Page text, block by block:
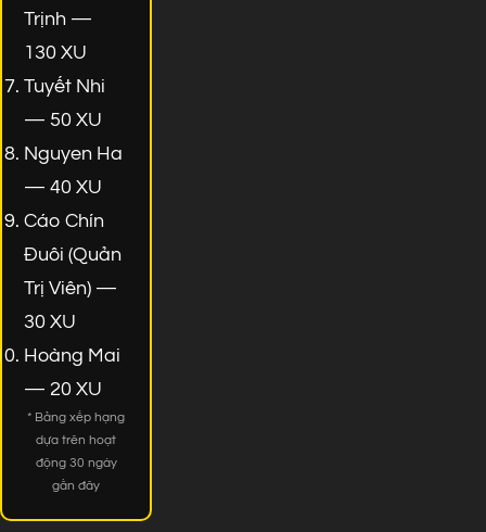
Trịnh —
130 XU
Tuyết Nhi
— 50 XU
Nguyen Ha
— 40 XU
Cáo Chín
Đuôi (Quản
Trị Viên) —
30 XU
Hoàng Mai
— 20 XU
* Bảng xếp hạng
dựa trên hoạt
động 30 ngày
gần đây